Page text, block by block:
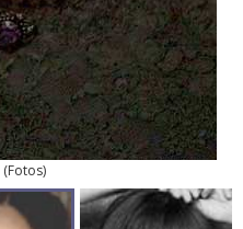
(Fotos)